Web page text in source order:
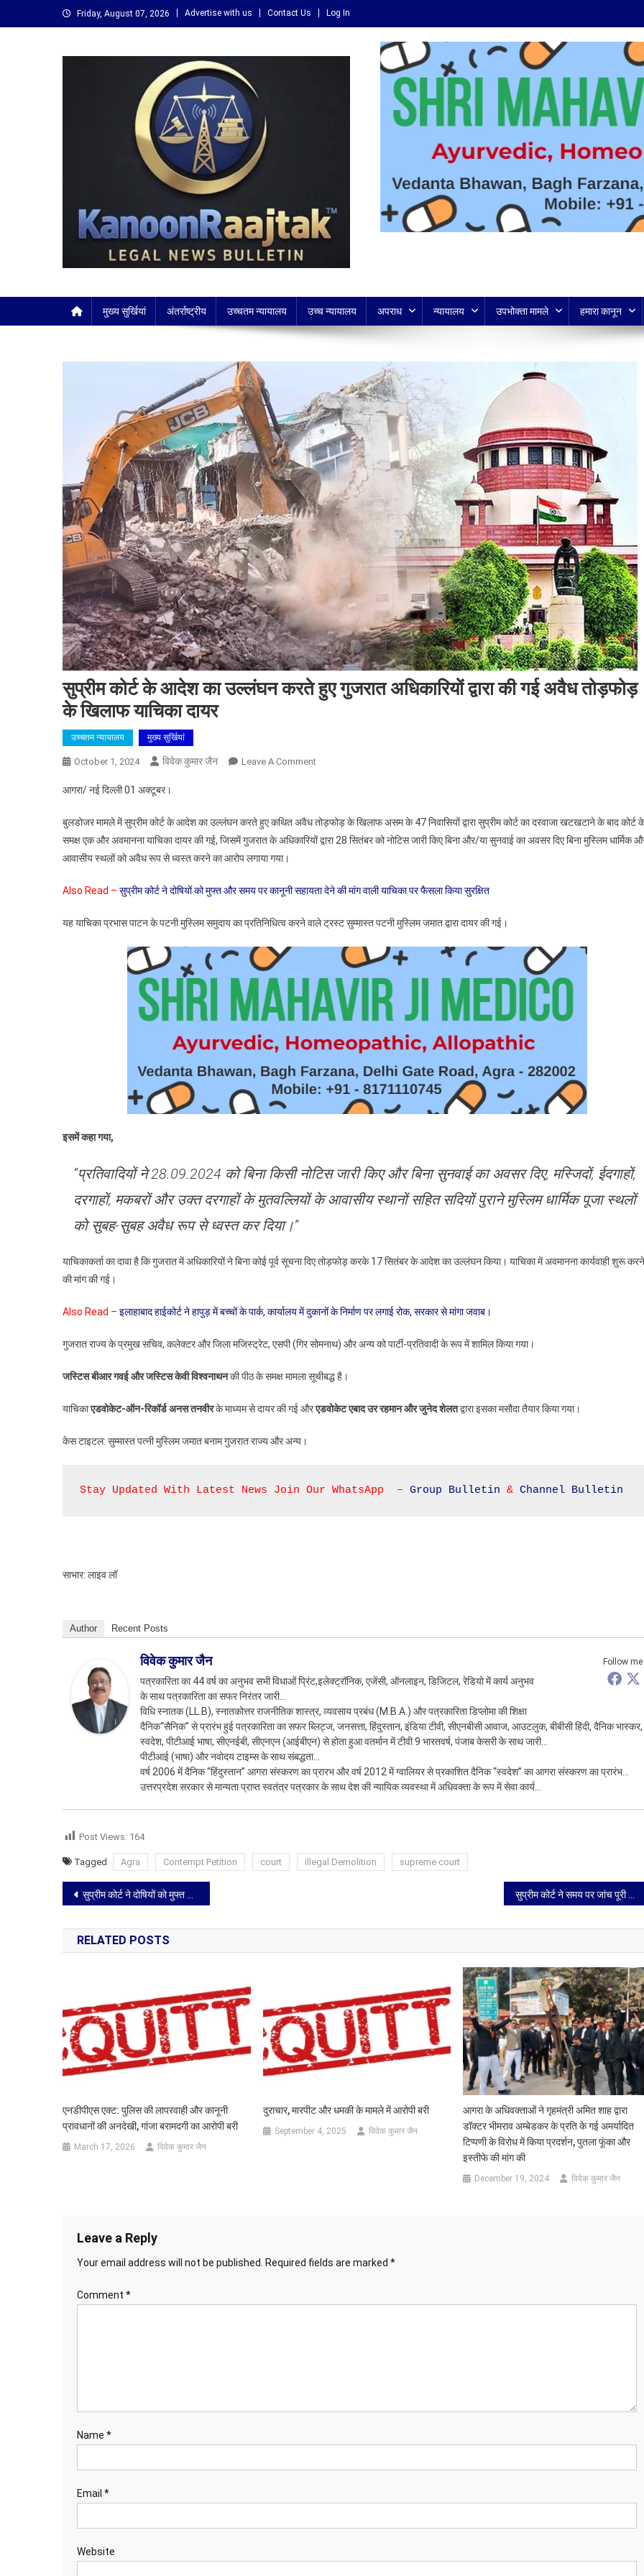
to
Friday, August 07, 2026 Advertise with us Contact Us Log In
मुख्य सुर्खियां अंतर्राष्ट्रीय उच्चतम न्यायालय उच्च न्यायालय अपराध न्यायालय उपभोक्ता मामले हमारा कानून
सुप्रीम कोर्ट के आदेश का उल्लंघन करते हुए गुजरात अधिकारियों द्वारा की गई अवैध तोड़फोड़
के खिलाफ याचिका दायर
उच्चतम न्यायालय मुख्य सुर्खियां
October 1, 2024 विवेक कुमार जैन Leave A CommentOn
आदेश
का
हुए
अधिकारियों
गई
अवैध
तोड़फोड़
खिलाफ
दायर
आगरा/ नई दिल्ली 01 अक्टूबर।
बुलडोजर मामले में सुप्रीम कोर्ट के आदेश का उल्लंघन करते हुए कथित अवैध तोड़फोड़ के खिलाफ असम के 47 निवासियों द्वारा सुप्रीम कोर्ट का दरवाजा खटखटाने के बाद कोर्ट
समक्ष एक और अवमानना याचिका दायर की गई, जिसमें गुजरात के अधिकारियों द्वारा 28 सितंबर को नोटिस जारी किए बिना और/या सुनवाई का अवसर दिए बिना मुस्लिम धार्मिक
आवासीय स्थलों को अवैध रूप से ध्वस्त करने का आरोप लगाया गया।
Also Read – सुप्रीम कोर्ट ने दोषियों को मुफ्त और समय पर कानूनी सहायता देने की मांग वाली याचिका पर फैसला किया सुरक्षित
यह याचिका प्रभास पाटन के पटनी मुस्लिम समुदाय का प्रतिनिधित्व करने वाले ट्रस्ट सुम्मास्त पटनी मुस्लिम जमात द्वारा दायर की गई।
इसमें कहा गया,
“प्रतिवादियों ने 28.09.2024 को बिना किसी नोटिस जारी किए और बिना सुनवाई का अवसर दिए, मस्जिदों, ईदगाहों,
दरगाहों, मकबरों और उक्त दरगाहों के मुतवल्लियों के आवासीय स्थानों सहित सदियों पुराने मुस्लिम धार्मिक पूजा स्थलों
को सुबह-सुबह अवैध रूप से ध्वस्त कर दिया।”
याचिकाकर्ता का दावा है कि गुजरात में अधिकारियों ने बिना कोई पूर्व सूचना दिए तोड़फोड़ करके 17 सितंबर के आदेश का उल्लंघन किया। याचिका में अवमानना कार्यवाही शुरू करने
की मांग की गई।
Also Read – इलाहाबाद हाईकोर्ट ने हापुड़ में बच्चों के पार्क, कार्यालय में दुकानों के निर्माण पर लगाई रोक, सरकार से मांगा जवाब।
गुजरात राज्य के प्रमुख सचिव, कलेक्टर और जिला मजिस्ट्रेट, एसपी (गिर सोमनाथ) और अन्य को पार्टी-प्रतिवादी के रूप में शामिल किया गया।
जस्टिस बीआर गवई और जस्टिस केवी विश्वनाथनकी पीठ के समक्ष मामला सूचीबद्ध है।
याचिकाएडवोकेट-ऑन-रिकॉर्ड अनस तनवीरके माध्यम से दायर की गई औरएडवोकेट एबाद उर रहमान और जुनेद शेलतद्वारा इसका मसौदा तैयार किया गया।
केस टाइटल: सुम्मास्त पत्नी मुस्लिम जमात बनाम गुजरात राज्य और अन्य।
Stay Updated With Latest News Join Our WhatsApp  – Group Bulletin & Channel Bulletin
साभार: लाइव लॉ
Author Recent Posts
Follow me
विवेक कुमार जैन
पत्रकारिता का 44 वर्ष का अनुभव सभी विधाओं प्रिंट,इलेक्ट्रॉनिक, एजेंसी, ऑनलाइन, डिजिटल, रेडियो में कार्य अनुभव
के साथ पत्रकारिता का सफर निरंतर जारी…
विधि स्नातक (LL.B), स्नातकोत्तर राजनीतिक शास्त्र, व्यवसाय प्रबंध (M.B.A.) और पत्रकारिता डिप्लोमा की शिक्षा
दैनिक“सैनिक” से प्रारंभ हुई पत्रकारिता का सफर ब्लिट्ज, जनसत्ता, हिंदुस्तान, इंडिया टीवी, सीएनबीसी आवाज, आउटलुक, बीबीसी हिंदी, दैनिक भास्कर,
स्वदेश, पीटीआई भाषा, सीएनईबी, सीएनएन (आईबीएन) से होता हुआ वतर्मान में टीवी 9 भारतवर्ष, पंजाब केसरी के साथ जारी…
पीटीआई (भाषा) और नवोदय टाइम्स के साथ संबद्धता…
वर्ष 2006 में दैनिक “हिंदुस्तान” आगरा संस्करण का प्रारभ और वर्ष 2012 में ग्वालियर से प्रकाशित दैनिक “स्वदेश” का आगरा संस्करण का प्रारंभ…
उत्तरप्रदेश सरकार से मान्यता प्राप्त स्वतंत्र पत्रकार के साथ देश की न्यायिक व्यवस्था में अधिवक्ता के रूप में सेवा कार्य…
Post Views: 164
Tagged Agra Contempt Petition court illegal Demolition supreme court
Post
navigation
सुप्रीम कोर्ट ने दोषियों को मुफ्त और समय पर कानूनी सहायता देने की मांग वाली याचिका पर फैसला किया सुरक्षित
RELATED POSTS
एनडीपीएस एक्ट: पुलिस की लापरवाही और कानूनी
प्रावधानों की अनदेखी, गांजा बरामदगी का आरोपी बरी
March 17, 2026 विवेक कुमार जैन
दुराचार, मारपीट और धमकी के मामले में आरोपी बरी
September 4, 2025 विवेक कुमार जैन
आगरा के अधिवक्ताओं ने गृहमंत्री अमित शाह द्वारा
डॉक्टर भीमराव अम्बेडकर के प्रति के गई अमर्यादित
टिप्पणी के विरोध में किया प्रदर्शन, पुतला फूंका और
इस्तीफे की मांग की
December 19, 2024 विवेक कुमार जैन
Leave a Reply
Your email address will not be published. Required fields are marked *
Comment *
Name *
Email *
Website